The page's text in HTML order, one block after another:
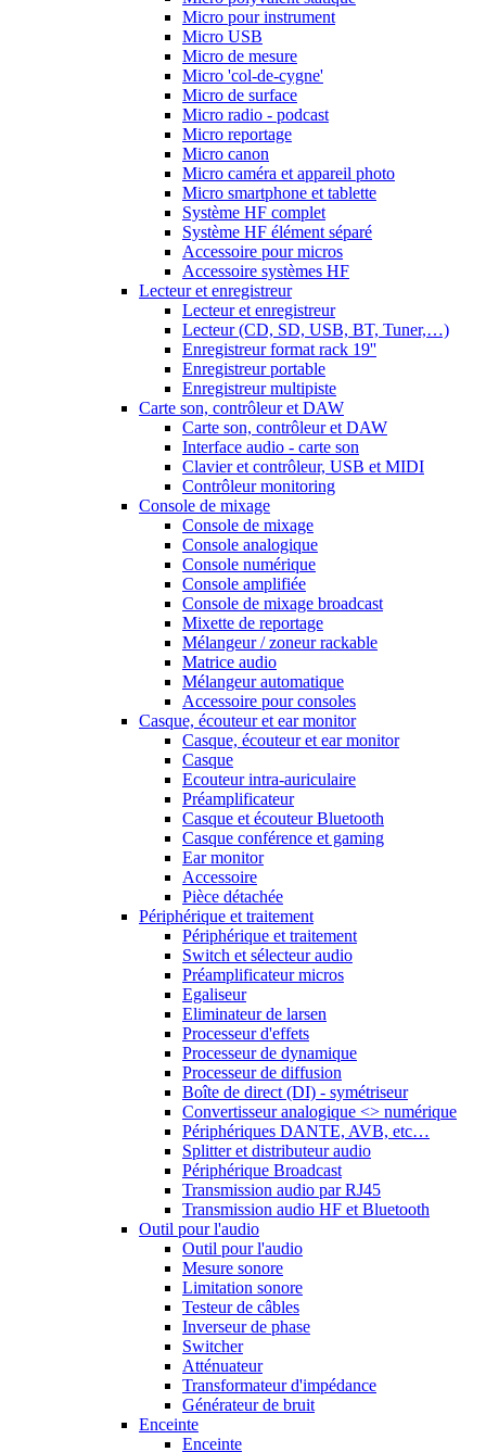
Micro pour instrument
Micro USB
Micro de mesure
Micro 'col-de-cygne'
Micro de surface
Micro radio - podcast
Micro reportage
Micro canon
Micro caméra et appareil photo
Micro smartphone et tablette
Système HF complet
Système HF élément séparé
Accessoire pour micros
Accessoire systèmes HF
Lecteur et enregistreur
Lecteur et enregistreur
Lecteur (CD, SD, USB, BT, Tuner,…)
Enregistreur format rack 19''
Enregistreur portable
Enregistreur multipiste
Carte son, contrôleur et DAW
Carte son, contrôleur et DAW
Interface audio - carte son
Clavier et contrôleur, USB et MIDI
Contrôleur monitoring
Console de mixage
Console de mixage
Console analogique
Console numérique
Console amplifiée
Console de mixage broadcast
Mixette de reportage
Mélangeur / zoneur rackable
Matrice audio
Mélangeur automatique
Accessoire pour consoles
Casque, écouteur et ear monitor
Casque, écouteur et ear monitor
Casque
Ecouteur intra-auriculaire
Préamplificateur
Casque et écouteur Bluetooth
Casque conférence et gaming
Ear monitor
Accessoire
Pièce détachée
Périphérique et traitement
Périphérique et traitement
Switch et sélecteur audio
Préamplificateur micros
Egaliseur
Eliminateur de larsen
Processeur d'effets
Processeur de dynamique
Processeur de diffusion
Boîte de direct (DI) - symétriseur
Convertisseur analogique <> numérique
Périphériques DANTE, AVB, etc…
Splitter et distributeur audio
Périphérique Broadcast
Transmission audio par RJ45
Transmission audio HF et Bluetooth
Outil pour l'audio
Outil pour l'audio
Mesure sonore
Limitation sonore
Testeur de câbles
Inverseur de phase
Switcher
Atténuateur
Transformateur d'impédance
Générateur de bruit
Enceinte
Enceinte